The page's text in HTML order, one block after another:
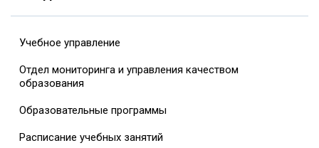
Учебное управление
Отдел мониторинга и управления качеством
образования
Образовательные программы
Расписание учебных занятий